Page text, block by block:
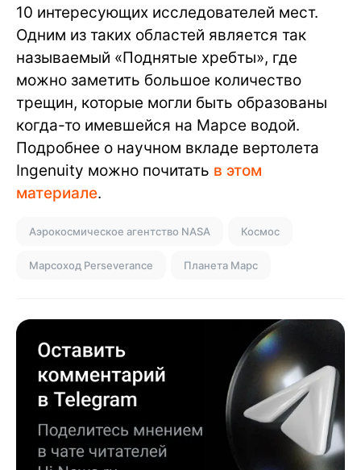
10 интересующих исследователей мест.
Одним из таких областей является так
называемый «Поднятые хребты», где
можно заметить большое количество
трещин, которые могли быть образованы
когда-то имевшейся на Марсе водой.
Подробнее о научном вкладе вертолета
Ingenuity можно почитать в этом
материале.
Аэрокосмическое агентство NASA Космос
Марсоход Perseverance Планета Марс